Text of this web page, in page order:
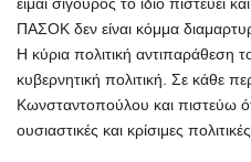
ΠΑΣΟΚ δεν είναι κόμμα
Η κύρια πολιτική αντιπαράθεση
κυβερνητική πολιτική. Σε κάθε
Κωνσταντοπούλου και πιστεύω
ουσιαστικές και κρίσιμες